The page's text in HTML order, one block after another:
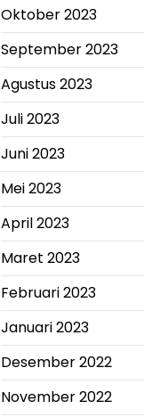
Oktober 2023
September 2023
Agustus 2023
Juli 2023
Juni 2023
Mei 2023
April 2023
Maret 2023
Februari 2023
Januari 2023
Desember 2022
November 2022